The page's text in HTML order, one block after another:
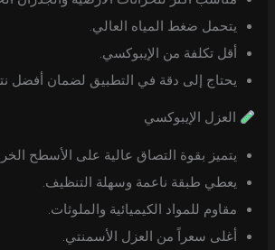
يتحمل ضغط المياه العالي.
أقل تكلفة من الإيبوكسي.
يحتاج إلى دقة في التطبيق لضمان أفضل
العزل الإيبوكسي
يتميز بقوة التصاق عالية على الأسطح
يعطي طبقة ناعمة وسهلة التنظيف.
مقاوم للمواد الكيميائية والملوثات.
أغلى سعراً من العزل الأسمنتي.